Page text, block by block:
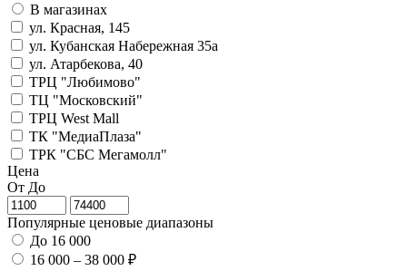
В магазинах
ул. Красная, 145
ул. Кубанская Набережная 35а
ул. Атарбекова, 40
ТРЦ "Любимово"
ТЦ "Московский"
ТРЦ West Mall
ТК "МедиаПлаза"
ТРК "СБС Мегамолл"
Цена
От До
Популярные ценовые диапазоны
До 16 000
16 000 – 38 000 ₽